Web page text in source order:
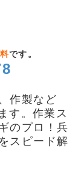
です。
作製など
す。作業ス
のプロ！兵
スピード解